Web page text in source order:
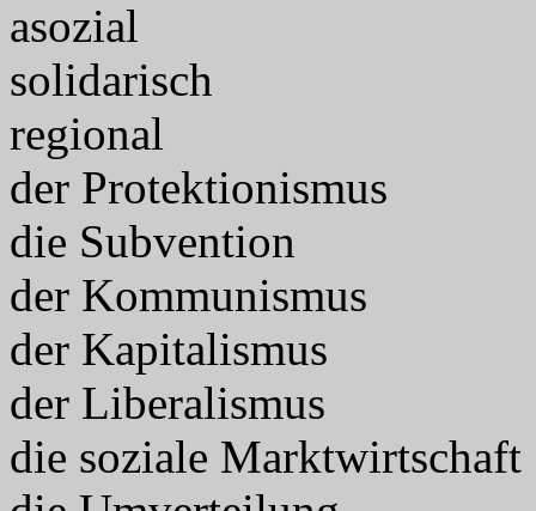
asozial
solidarisch
regional
der Protektionismus
die Subvention
der Kommunismus
der Kapitalismus
der Liberalismus
die soziale Marktwirtschaft